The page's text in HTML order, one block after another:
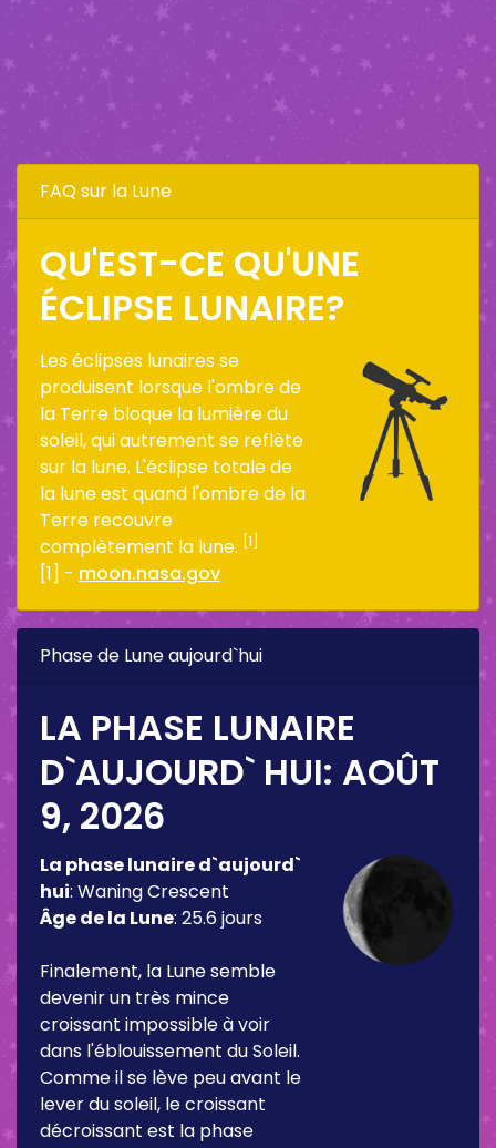
FAQ sur la Lune
QU'EST-CE QU'UNE
ÉCLIPSE LUNAIRE?
Les éclipses lunaires se
produisent lorsque l'ombre de
la Terre bloque la lumière du
soleil, qui autrement se reflète
sur la lune. L'éclipse totale de
la lune est quand l'ombre de la
Terre recouvre
complètement la lune. [1]
[1] - moon.nasa.gov
Phase de Lune aujourd`hui
LA PHASE LUNAIRE
D`AUJOURD` HUI: AOÛT
9, 2026
La phase lunaire d`aujourd`
hui: Waning Crescent
Âge de la Lune: 25.6 jours
Finalement, la Lune semble
devenir un très mince
croissant impossible à voir
dans l'éblouissement du Soleil.
Comme il se lève peu avant le
lever du soleil, le croissant
décroissant est la phase